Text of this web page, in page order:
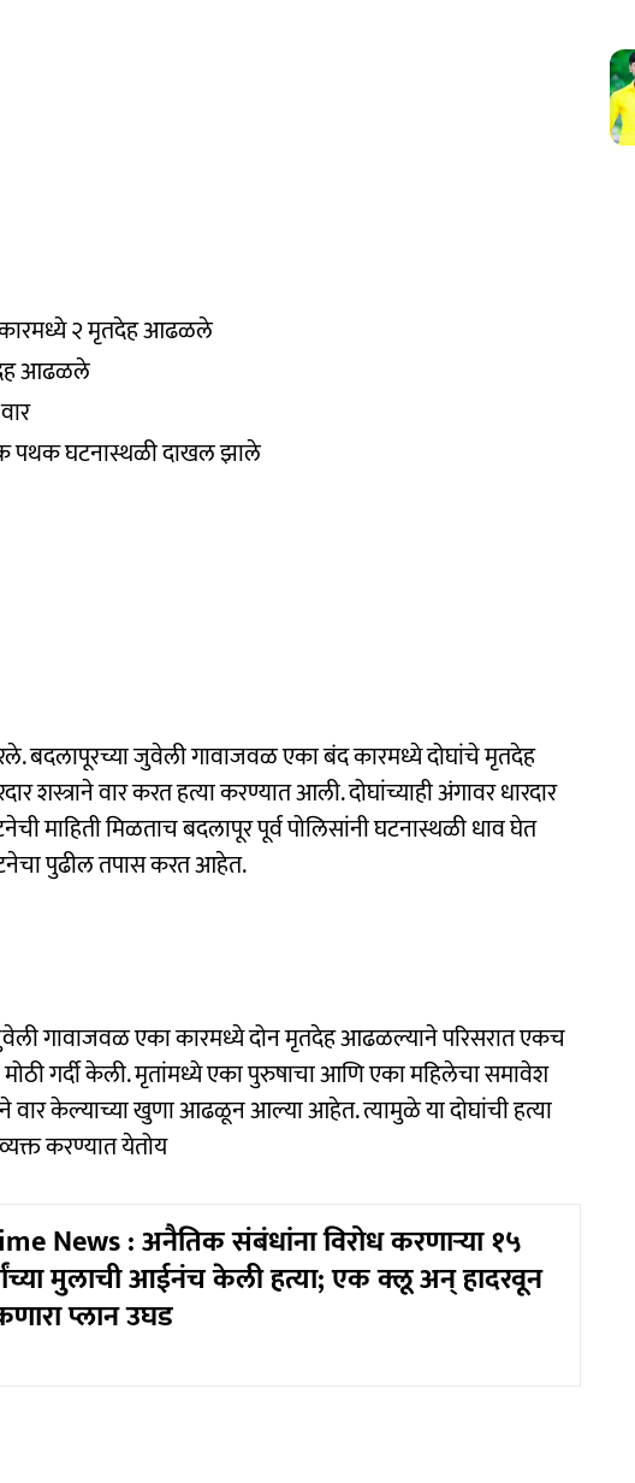
२ मृतदेह आढळले
आढळले
पथक घटनास्थळी दाखल झाले
बदलापूरच्या जुवेली गावाजवळ एका बंद कारमध्ये दोघांचे मृतदेह
वार करत हत्या करण्यात आली. दोघांच्याही अंगावर धारदार
माहिती मिळताच बदलापूर पूर्व पोलिसांनी घटनास्थळी धाव घेत
पुढील तपास करत आहेत.
गावाजवळ एका कारमध्ये दोन मृतदेह आढळल्याने परिसरात एकच
गर्दी केली. मृतांमध्ये एका पुरुषाचा आणि एका महिलेचा समावेश
वार केल्याच्या खुणा आढळून आल्या आहेत. त्यामुळे या दोघांची हत्या
करण्यात येतोय
News : अनैतिक संबंधांना विरोध करणाऱ्या १५
मुलाची आईनंच केली हत्या; एक क्लू अन् हादरवून
प्लान उघड